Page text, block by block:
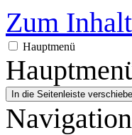
Zum
Hauptmenü
In die Seitenleiste
Navigation